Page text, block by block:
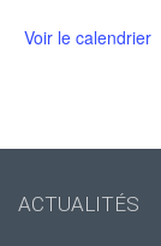
Voir le calendrier
ACTUALITÉS